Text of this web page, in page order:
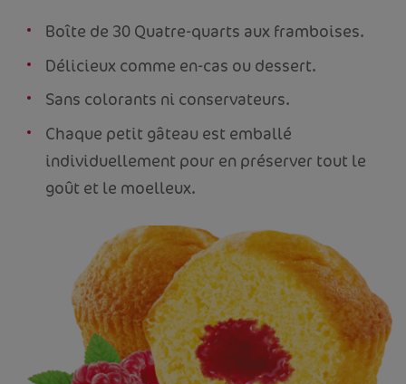
Boîte de 30 Quatre-quarts aux framboises.
Délicieux comme en-cas ou dessert.
Sans colorants ni conservateurs.
Chaque petit gâteau est emballé
individuellement pour en préserver tout le
goût et le moelleux.